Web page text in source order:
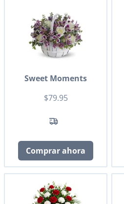
Sweet Moments
$79.95
Comprar ahora